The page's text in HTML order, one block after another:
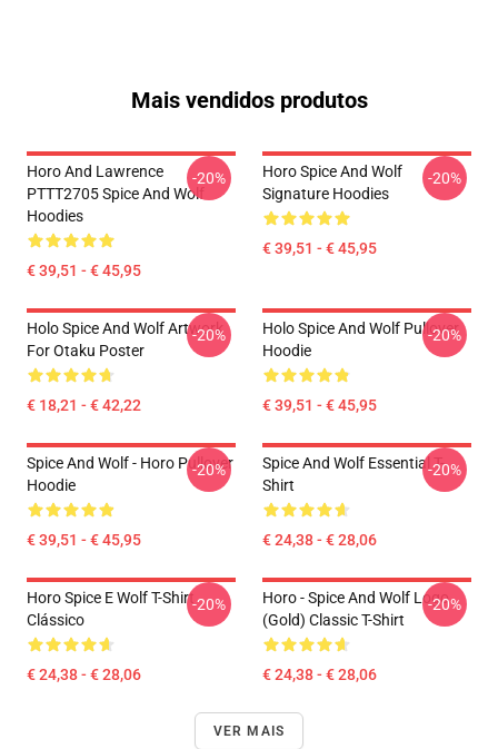
Mais vendidos produtos
Horo And Lawrence
PTTT2705 Spice And Wolf
Hoodies
€ 39,51 - € 45,95
-20%
Horo Spice And Wolf
Signature Hoodies
€ 39,51 - € 45,95
-20%
Holo Spice And Wolf Artwork
For Otaku Poster
€ 18,21 - € 42,22
-20%
Holo Spice And Wolf Pullover
Hoodie
€ 39,51 - € 45,95
-20%
Spice And Wolf - Horo Pullover
Hoodie
€ 39,51 - € 45,95
-20%
Spice And Wolf Essential T-
Shirt
€ 24,38 - € 28,06
-20%
Horo Spice E Wolf T-Shirt
Clássico
€ 24,38 - € 28,06
-20%
Horo - Spice And Wolf Logo
(Gold) Classic T-Shirt
€ 24,38 - € 28,06
-20%
VER MAIS